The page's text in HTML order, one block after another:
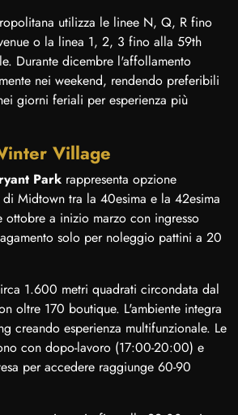
utilizza le linee N, Q, R fino
o la linea 1, 2, 3 fino alla 59th
Durante dicembre l'affollamento
nei weekend, rendendo preferibili
giorni feriali per esperienza più
Village
Park rappresenta opzione
Midtown tra la 40esima e la 42esima
a inizio marzo con ingresso
solo per noleggio pattini a 20
1.600 metri quadrati circondata dal
oltre 170 boutique. L'ambiente integra
creando esperienza multifunzionale. Le
con dopo-lavoro (17:00-20:00) e
per accedere raggiunge 60-90